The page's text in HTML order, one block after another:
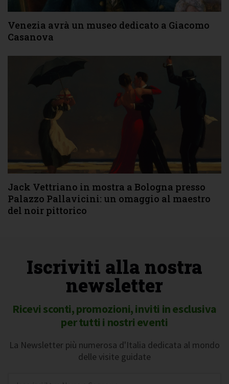
Venezia avrà un museo dedicato a Giacomo
Casanova
Jack Vettriano in mostra a Bologna presso
Palazzo Pallavicini: un omaggio al maestro
del noir pittorico
Iscriviti alla nostra
newsletter
Ricevi sconti, promozioni, inviti in esclusiva
per tutti i nostri eventi
La Newsletter più numerosa d'Italia dedicata al mondo
delle visite guidate